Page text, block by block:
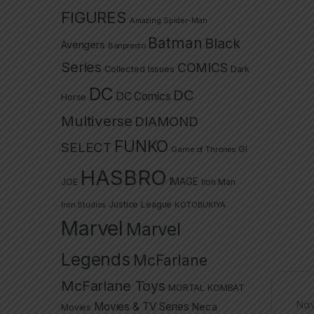
FIGURES Amazing Spider-Man
Avengers Banpresto Batman Black
Series Collected Issues COMICS Dark
Horse DC DC Comics DC
Multiverse DIAMOND
SELECT FUNKO Game of Thrones GI
JOE HASBRO IMAGE Iron Man
Iron Studios Justice League KOTOBUKIYA
Marvel Marvel
Legends McFarlane
McFarlane Toys MORTAL KOMBAT
Movies Movies & TV Series Neca